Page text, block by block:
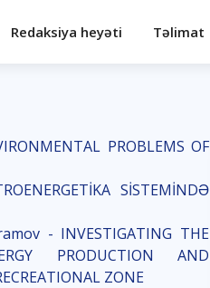
Redaksiya heyəti Təlimat
PROBLEMS OF
SİSTEMİNDƏ
- INVESTIGATING THE
PRODUCTION AND
ZONE